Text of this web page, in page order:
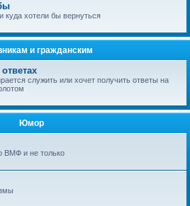
куда хотели бы вернуться
и гражданским
служить или хочет получить ответы на
Юмор
ВМФ и не только